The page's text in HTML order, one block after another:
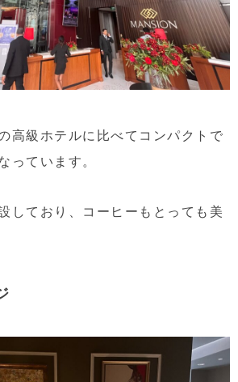
高級ホテルに比べてコンパクトで
っています。
しており、コーヒーもとっても美